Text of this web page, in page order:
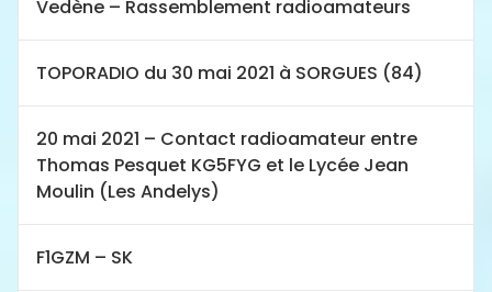
Vedène – Rassemblement radioamateurs
TOPORADIO du 30 mai 2021 à SORGUES (84)
20 mai 2021 – Contact radioamateur entre
Thomas Pesquet KG5FYG et le Lycée Jean
Moulin (Les Andelys)
F1GZM – SK